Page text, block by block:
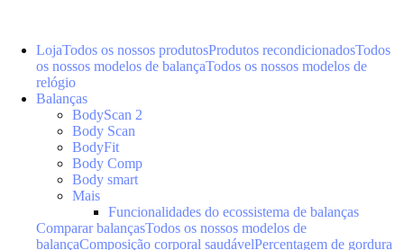
LojaTodos os nossos produtosProdutos recondicionadosTodos
os nossos modelos de balançaTodos os nossos modelos de
relógio
Balanças
BodyScan 2
Body Scan
BodyFit
Body Comp
Body smart
Mais
Funcionalidades do ecossistema de balanças
Comparar balançasTodos os nossos modelos de
balançaComposição corporal saudávelPercentagem de gordura